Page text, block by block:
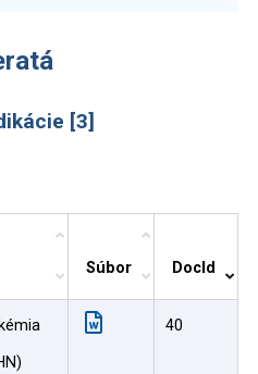
[3]
Súbor DocId
40